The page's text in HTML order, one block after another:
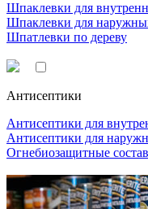
Шпаклевки для
Шпаклевки для
Шпатлевки по дереву
Антисептики
Антисептики для
Антисептики для
Огнебиозащитные